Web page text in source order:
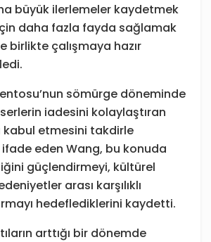
büyük ilerlemeler kaydetmek
daha fazla fayda sağlamak
birlikte çalışmaya hazır
sömürge döneminde
iadesini kolaylaştıran
kabul etmesini takdirle
ifade eden Wang, bu konuda
güçlendirmeyi, kültürel
arası karşılıklı
hedeflediklerini kaydetti.
arttığı bir dönemde